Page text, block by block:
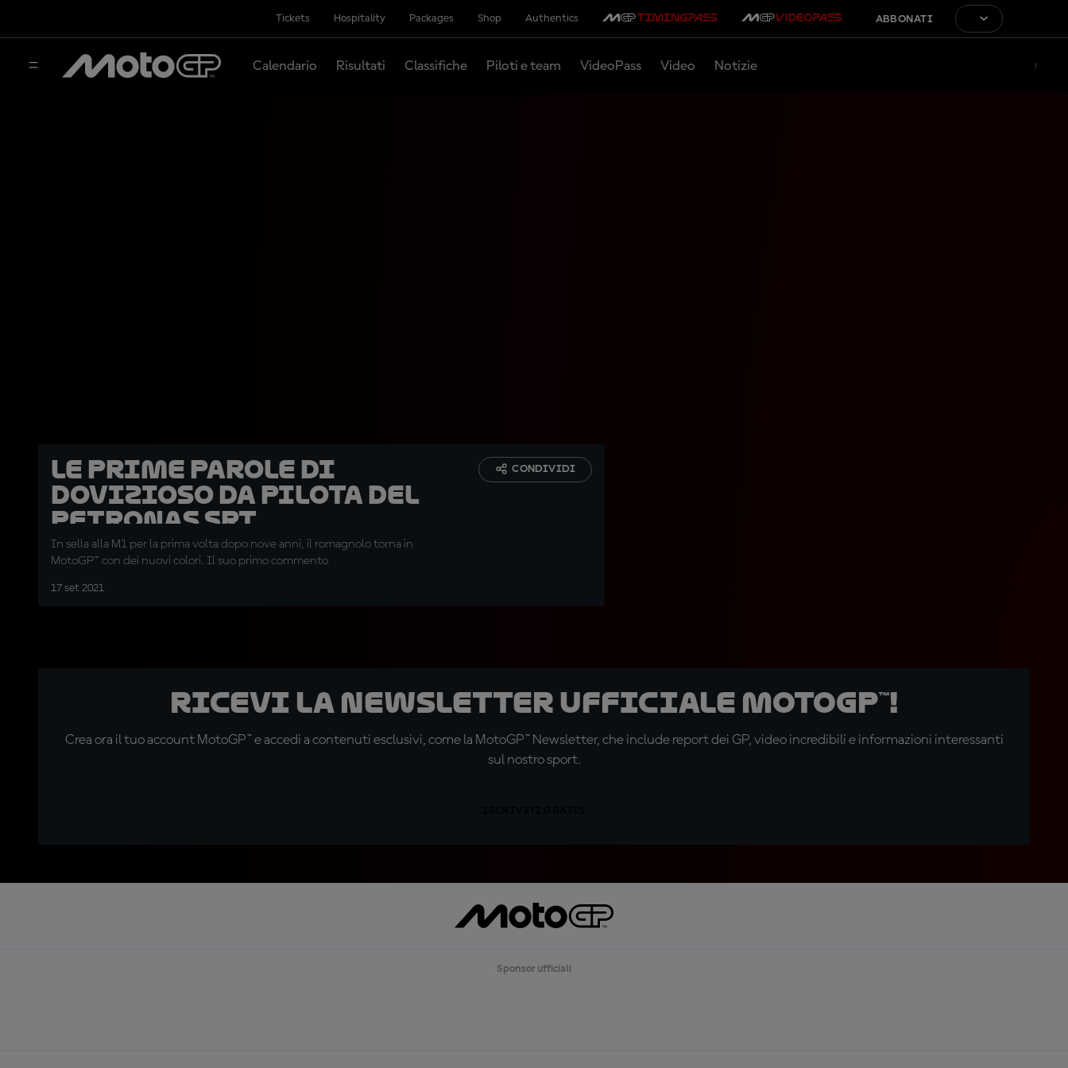
Tickets Hospitality Packages Shop Authentics ABBONATI
Calendario Risultati Classifiche Piloti e team VideoPass Video Notizie
Le prime parole di
Dovizioso da pilota del
Petronas SRT
In sella alla M1 per la prima volta dopo nove anni, il romagnolo torna in
MotoGP™ con dei nuovi colori. Il suo primo commento
17 set 2021
CONDIVIDI
Ricevi la newsletter ufficiale MotoGP™!
Crea ora il tuo account MotoGP™ e accedi a contenuti esclusivi, come la MotoGP™ Newsletter, che include report dei GP, video incredibili e informazioni interessanti
sul nostro sport.
Sponsor ufficiali